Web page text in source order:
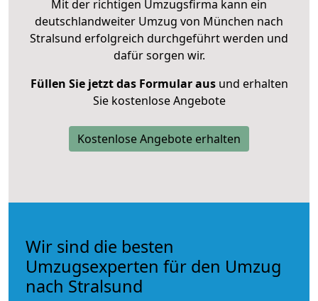
Mit der richtigen Umzugsfirma kann ein
deutschlandweiter Umzug von München nach
Stralsund erfolgreich durchgeführt werden und
dafür sorgen wir.
Füllen Sie jetzt das Formular ausund erhalten
Sie kostenlose Angebote
Kostenlose Angebote erhalten
Wir sind die besten
Umzugsexperten für den Umzug
nach Stralsund